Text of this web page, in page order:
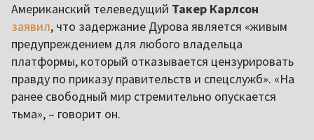
Американский телеведущий Такер Карлсон
заявил, что задержание Дурова является «живым
предупреждением для любого владельца
платформы, который отказывается цензурировать
правду по приказу правительств и спецслужб». «На
ранее свободный мир стремительно опускается
тьма», – говорит он.